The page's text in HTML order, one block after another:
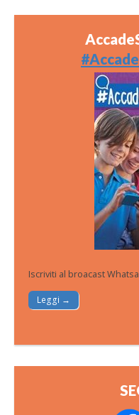
Iscriviti al broacast
Leggi →